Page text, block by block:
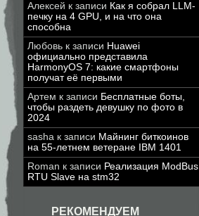
Алексей к записи Как я собрал LLM-
печку на 4 GPU, и на что она
способна
Любовь к записи Huawei
официально представила
HarmonyOS 7: какие смартфоны
получат её первыми
Артем к записи Бесплатные боты,
чтобы раздеть девушку по фото в
2024
sasha к записи Майнинг биткоинов
на 55-летнем ветеране IBM 1401
Roman к записи Реализация ModBus
RTU Slave на stm32
РЕКОМЕНДУЕМ